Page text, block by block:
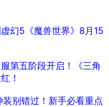
幻5《魔兽世界》8月15
第五阶段开启！《三角
！
装别错过！新手必看重点